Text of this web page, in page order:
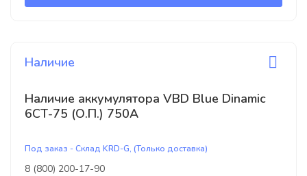
Наличие
Наличие аккумулятора VBD Blue Dinamic
6СТ-75 (О.П.) 750А
Под заказ - Склад KRD-G, (Только доставка)
8 (800) 200-17-90